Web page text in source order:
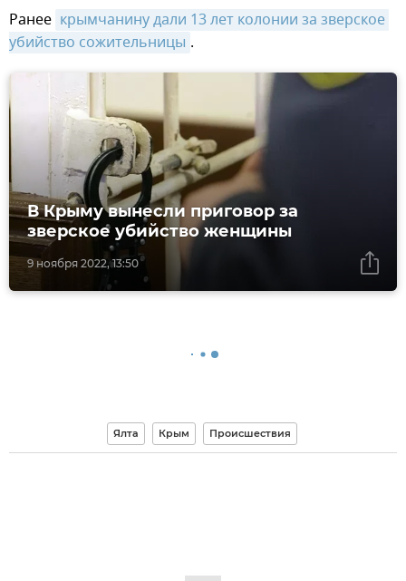
Ранее крымчанину дали 13 лет колонии за зверское
убийство сожительницы .
9 ноября 2022, 13:50
В Крыму вынесли приговор за
зверское убийство женщины
Ялта Крым Происшествия